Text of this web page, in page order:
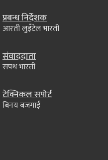
प्रबन्ध निर्देशक
आरती लुइँटेल भारती
संवाददाता
सपथ भारती
टेक्निकल सपोर्ट
बिनय बजगाईं